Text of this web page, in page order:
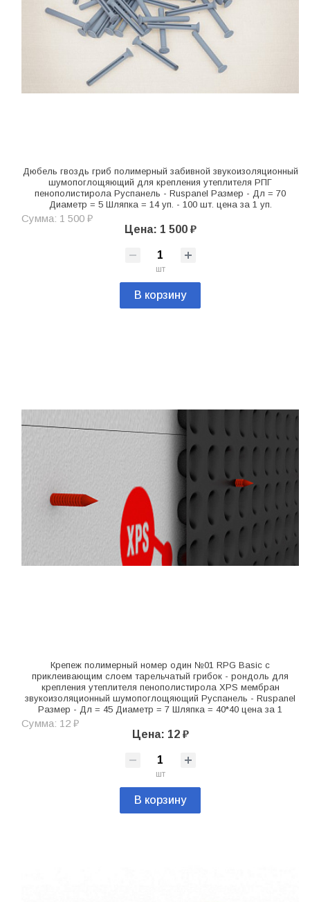
Дюбель гвоздь гриб полимерный забивной звукоизоляционный
шумопоглощяющий для крепления утеплителя РПГ
пенополистирола Руспанель - Ruspanel Размер - Дл = 70
Диаметр = 5 Шляпка = 14 уп. - 100 шт. цена за 1 уп.
Сумма: 1 500 ₽
Цена: 1 500 ₽
шт
В корзину
Крепеж полимерный номер один №01 RPG Basic с
приклеивающим слоем тарельчатый грибок - рондоль для
крепления утеплителя пенополистирола XPS мембран
звукоизоляционный шумопоглощяющий Руспанель - Ruspanel
Размер - Дл = 45 Диаметр = 7 Шляпка = 40*40 цена за 1
Сумма: 12 ₽
Цена: 12 ₽
шт
В корзину